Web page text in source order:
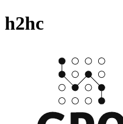
h2hc